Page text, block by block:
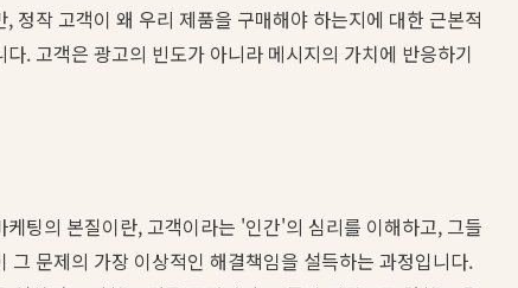
정작 고객이 왜 우리 제품을 구매해야 하는지에 대한 근본적
. 고객은 광고의 빈도가 아니라 메시지의 가치에 반응하기
케팅의 본질이란, 고객이라는 '인간'의 심리를 이해하고, 그들
문제의 가장 이상적인 해결책임을 설득하는 과정입니다.